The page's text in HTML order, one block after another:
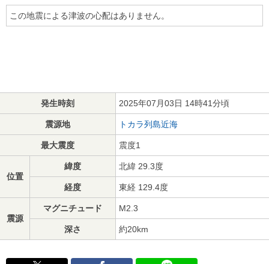
この地震による津波の心配はありません。
発生時刻 2025年07月03日 14時41分頃
震源地 トカラ列島近海
最大震度 震度1
位置
緯度 北緯 29.3度
経度 東経 129.4度
震源
マグニチュード M2.3
深さ 約20km